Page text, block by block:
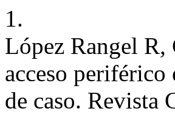
1.
López Rangel R,
acceso
de caso.